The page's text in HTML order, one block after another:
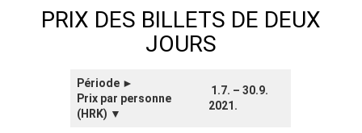
PRIX DES BILLETS DE DEUX
JOURS
Période ►
Prix par personne
(HRK) ▼
1.7. – 30.9.
2021.